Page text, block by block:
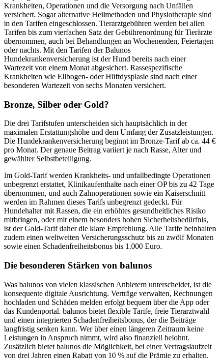
Krankheiten, Operationen und die Versorgung nach Unfällen
versichert. Sogar alternative Heilmethoden und Physiotherapie sind
in den Tarifen eingeschlossen. Tierarztgebühren werden bei allen
Tarifen bis zum vierfachen Satz der Gebührenordnung für Tierärzte
übernommen, auch bei Behandlungen an Wochenenden, Feiertagen
oder nachts. Mit den Tarifen der Balunos
Hundekrankenversicherung ist der Hund bereits nach einer
Wartezeit von einem Monat abgesichert. Rassespezifische
Krankheiten wie Ellbogen- oder Hüftdysplasie sind nach einer
besonderen Wartezeit von sechs Monaten versichert.
Bronze, Silber oder Gold?
Die drei Tarifstufen unterscheiden sich hauptsächlich in der
maximalen Erstattungshöhe und dem Umfang der Zusatzleistungen.
Die Hundekrankenversicherung beginnt im Bronze-Tarif ab ca. 44 €
pro Monat. Der genaue Beitrag variiert je nach Rasse, Alter und
gewählter Selbstbeteiligung.
Im Gold-Tarif werden Krankheits- und unfallbedingte Operationen
unbegrenzt erstattet, Klinikaufenthalte nach einer OP bis zu 42 Tage
übernommen, und auch Zahnoperationen sowie ein Kaiserschnitt
werden im Rahmen dieses Tarifs unbegrenzt gedeckt. Für
Hundehalter mit Rassen, die ein erhöhtes gesundheitliches Risiko
mitbringen, oder mit einem besonders hohen Sicherheitsbedürfnis,
ist der Gold-Tarif daher die klare Empfehlung. Alle Tarife beinhalten
zudem einen weltweiten Versicherungsschutz bis zu zwölf Monaten
sowie einen Schadenfreiheitsbonus bis 1.000 Euro.
Die besonderen Stärken von balunos
Was balunos von vielen klassischen Anbietern unterscheidet, ist die
konsequente digitale Ausrichtung. Verträge verwalten, Rechnungen
hochladen und Schäden melden erfolgt bequem über die App oder
das Kundenportal. balunos bietet flexible Tarife, freie Tierarztwahl
und einen integrierten Schadenfreiheitsbonus, der die Beiträge
langfristig senken kann. Wer über einen längeren Zeitraum keine
Leistungen in Anspruch nimmt, wird also finanziell belohnt.
Zusätzlich bietet balunos die Möglichkeit, bei einer Vertragslaufzeit
von drei Jahren einen Rabatt von 10 % auf die Prämie zu erhalten.